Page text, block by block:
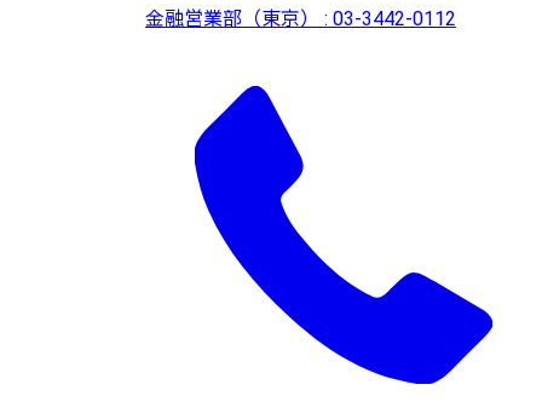
金融営業部（東京） : 03-3442-0112